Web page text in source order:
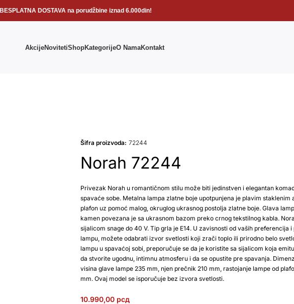
BESPLATNA DOSTAVA na porudžbine iznad 6.000din!
AkcijeNovitetiShopKategorijeO NamaKontakt
Šifra proizvoda: 72244
Norah 72244
Privezak Norah u romantičnom stilu može biti jedinstven i elegantan
spavaće sobe. Metalna lampa zlatne boje upotpunjena je plavim
plafon uz pomoć malog, okruglog ukrasnog postolja zlatne boje. Glava
kamen povezana je sa ukrasnom bazom preko crnog tekstilnog kabla.
sijalicom snage do 40 V. Tip grla je E14. U zavisnosti od vaših preferencija
lampu, možete odabrati izvor svetlosti koji zrači toplo ili prirodno belo
lampu u spavaćoj sobi, preporučuje se da je koristite sa sijalicom koja
da stvorite ugodnu, intimnu atmosferu i da se opustite pre spavanja.
visina glave lampe 235 mm, njen prečnik 210 mm, rastojanje lampe od
mm. Ovaj model se isporučuje bez izvora svetlosti.
10.990,00 рсд